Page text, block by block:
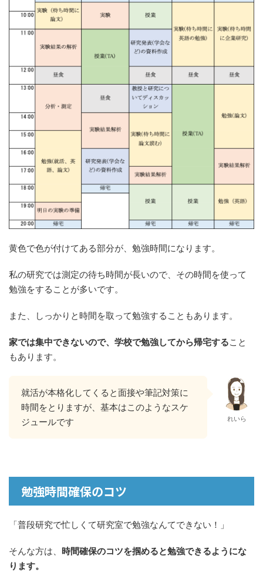
黄色で色が付けてある部分が、勉強時間になります。
私の研究では測定の待ち時間が長いので、その時間を使って
勉強をすることが多いです。
また、しっかりと時間を取って勉強することもあります。
家では集中できないので、学校で勉強してから帰宅すること
もあります。
就活が本格化してくると面接や筆記対策に
時間をとりますが、基本はこのようなスケ
ジュールです
れいら
勉強時間確保のコツ
「普段研究で忙しくて研究室で勉強なんてできない！」
そんな方は、 時間確保のコツを掴めると勉強できるようにな
ります。